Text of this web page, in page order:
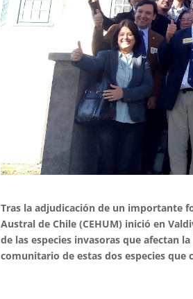
Tras la adjudicación de un importante
Austral de Chile (CEHUM) inició en
de las especies invasoras que afectan
comunitario de estas dos especies que